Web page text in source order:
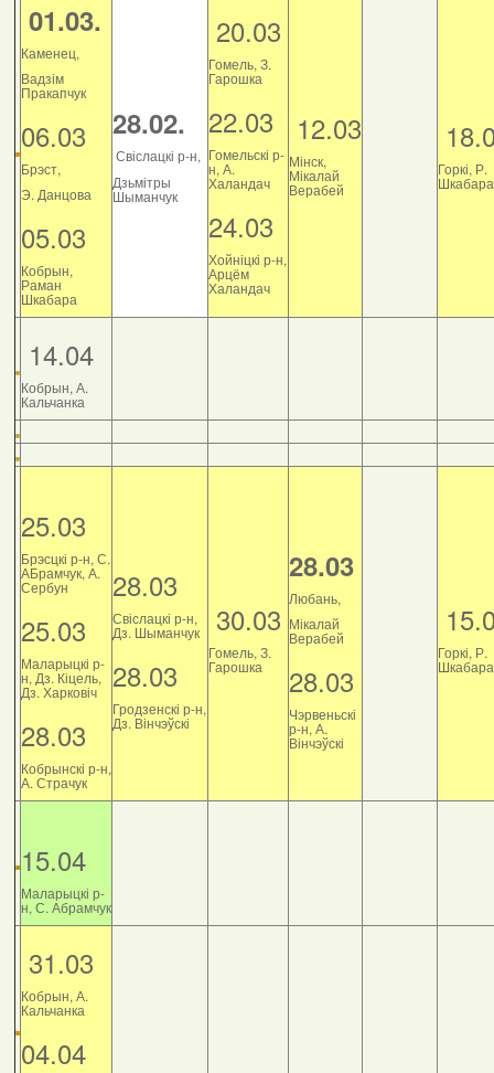
01.03.
Каменец,
Вадзім
Пракапчук
06.03
Брэст,
Э. Данцова
05.03
Кобрын,
Раман
Шкабара
28.02.
Свіслацкі р-н,
Дзьмітры
Шыманчук
20.03
Гомель, З.
Гарошка
22.03
Гомельскі р-
н, А.
Халандач
24.03
Хойніцкі р-н,
Арцём
Халандач
12.03
Мінск,
Мікалай
Верабей
Горкі, Р.
Шкабара
14.04
Кобрын, А.
Кальчанка
25.03
Брэсцкі р-н, С.
АБрамчук, А.
Сербун
25.03
Маларыцкі р-
н, Дз. Кіцель,
Дз. Харковіч
28.03
Кобрынскі р-н,
А. Страчук
28.03
Свіслацкі р-н,
Дз. Шыманчук
28.03
Гродзенскі р-н,
Дз. Вінчэўскі
30.03
Гомель, З.
Гарошка
28.03
Любань,
Мікалай
Верабей
28.03
Чэрвеньскі
р-н, А.
Вінчэўскі
Горкі, Р.
Шкабара
15.04
Маларыцкі р-
н, С. Абрамчук
31.03
Кобрын, А.
Кальчанка
04.04